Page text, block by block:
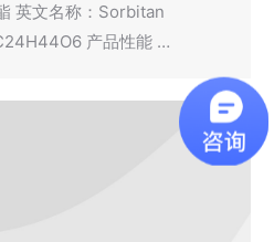
英文名称：Sorbitan
产品性能 …